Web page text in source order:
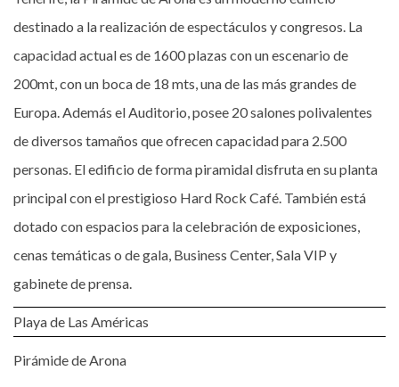
destinado a la realización de espectáculos y congresos. La
capacidad actual es de 1600 plazas con un escenario de
200mt, con un boca de 18 mts, una de las más grandes de
Europa. Además el Auditorio, posee 20 salones polivalentes
de diversos tamaños que ofrecen capacidad para 2.500
personas. El edificio de forma piramidal disfruta en su planta
principal con el prestigioso Hard Rock Café. También está
dotado con espacios para la celebración de exposiciones,
cenas temáticas o de gala, Business Center, Sala VIP y
gabinete de prensa.
Playa de Las Américas
Pirámide de Arona